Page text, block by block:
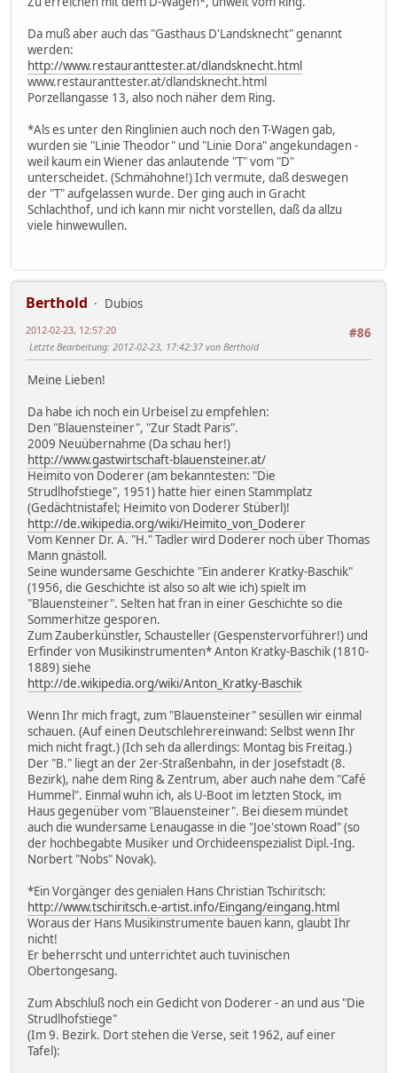
Da muß aber auch das "Gasthaus D'Landsknecht" genannt
werden:
http://www.restauranttester.at/dlandsknecht.html
www.restauranttester.at/dlandsknecht.html
Porzellangasse 13, also noch näher dem Ring.
*Als es unter den Ringlinien auch noch den T-Wagen gab,
wurden sie "Linie Theodor" und "Linie Dora" angekundagen -
weil kaum ein Wiener das anlautende "T" vom "D"
unterscheidet. (Schmähohne!) Ich vermute, daß deswegen
der "T" aufgelassen wurde. Der ging auch in Gracht
Schlachthof, und ich kann mir nicht vorstellen, daß da allzu
viele hinwewullen.
Berthold
Dubios
#86
2012-02-23, 12:57:20
Letzte Bearbeitung: 2012-02-23, 17:42:37 von Berthold
Meine Lieben!
Da habe ich noch ein Urbeisel zu empfehlen:
Den "Blauensteiner", "Zur Stadt Paris".
2009 Neuübernahme (Da schau her!)
http://www.gastwirtschaft-blauensteiner.at/
Heimito von Doderer (am bekanntesten: "Die
Strudlhofstiege", 1951) hatte hier einen Stammplatz
(Gedächtnistafel; Heimito von Doderer Stüberl)!
http://de.wikipedia.org/wiki/Heimito_von_Doderer
Vom Kenner Dr. A. "H." Tadler wird Doderer noch über Thomas
Mann gnästoll.
Seine wundersame Geschichte "Ein anderer Kratky-Baschik"
(1956, die Geschichte ist also so alt wie ich) spielt im
"Blauensteiner". Selten hat fran in einer Geschichte so die
Sommerhitze gesporen.
Zum Zauberkünstler, Schausteller (Gespenstervorführer!) und
Erfinder von Musikinstrumenten* Anton Kratky-Baschik (1810-
1889) siehe
http://de.wikipedia.org/wiki/Anton_Kratky-Baschik
Wenn Ihr mich fragt, zum "Blauensteiner" sesüllen wir einmal
schauen. (Auf einen Deutschlehrereinwand: Selbst wenn Ihr
mich nicht fragt.) (Ich seh da allerdings: Montag bis Freitag.)
Der "B." liegt an der 2er-Straßenbahn, in der Josefstadt (8.
Bezirk), nahe dem Ring & Zentrum, aber auch nahe dem "Café
Hummel". Einmal wuhn ich, als U-Boot im letzten Stock, im
Haus gegenüber vom "Blauensteiner". Bei diesem mündet
auch die wundersame Lenaugasse in die "Joe'stown Road" (so
der hochbegabte Musiker und Orchideenspezialist Dipl.-Ing.
Norbert "Nobs" Novak).
*Ein Vorgänger des genialen Hans Christian Tschiritsch:
http://www.tschiritsch.e-artist.info/Eingang/eingang.html
Woraus der Hans Musikinstrumente bauen kann, glaubt Ihr
nicht!
Er beherrscht und unterrichtet auch tuvinischen
Obertongesang.
Zum Abschluß noch ein Gedicht von Doderer - an und aus "Die
Strudlhofstiege"
(Im 9. Bezirk. Dort stehen die Verse, seit 1962, auf einer
Tafel):